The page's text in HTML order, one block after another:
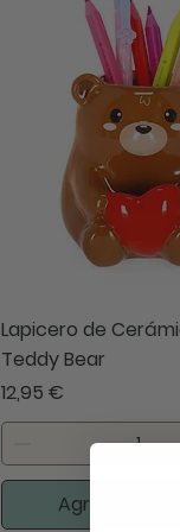
Lapicero de
Teddy Bear
Precio
12,95 €
Agregar al